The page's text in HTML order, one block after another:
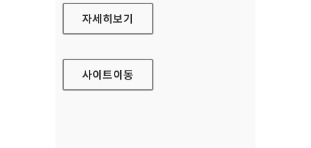
경상남도특수교육원 대표 홈페이지
자세히보기
사이트이동